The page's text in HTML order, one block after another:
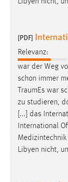
[PDF]
Relevanz:
war der Weg
schon immer
TraumEs war
zu studieren,
[...] das
International
Libyen nicht,
unsere
Name:
_pk_ref,
Zweck:
Cookie
Max. 13